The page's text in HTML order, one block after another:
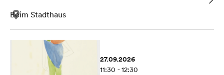
Beim Stadthaus
27.09.2026
11:30 - 12:30